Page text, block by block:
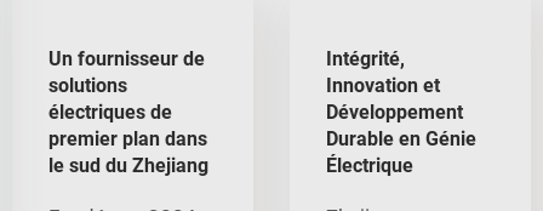
Un fournisseur de
solutions
électriques de
premier plan dans
le sud du Zhejiang
Intégrité,
Innovation et
Développement
Durable en Génie
Électrique